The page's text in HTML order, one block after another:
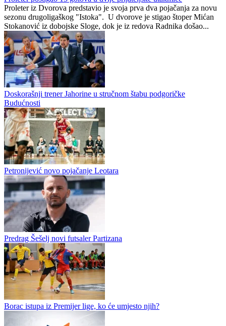
Mostarski vatrogasci
organiziraju humanitarni
malonogometni turnir za
Kuću nade
Od zvijezde do ulice:
Potresna ispovijest jedne od
legendi kanadskog nogometa
Republika Srpska
1 0
Proleter postigao 15 golova u dvije prijateljske utakmice
Proleter iz Dvorova predstavio je svoja prva dva pojačanja za novu
sezonu drugoligaškog "Istoka". U dvorove je stigao štoper Mićan
Stokanović iz dobojske Sloge, dok je iz redova Radnika došao...
Doskorašnji trener Jahorine u stručnom štabu podgoričke
Budućnosti